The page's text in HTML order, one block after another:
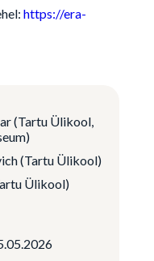
https://era-
(Tartu Ülikool,
(Tartu Ülikool)
Ülikool)